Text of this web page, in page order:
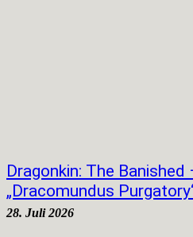
Dragonkin: The Banished
„Dracomundus
28. Juli 2026